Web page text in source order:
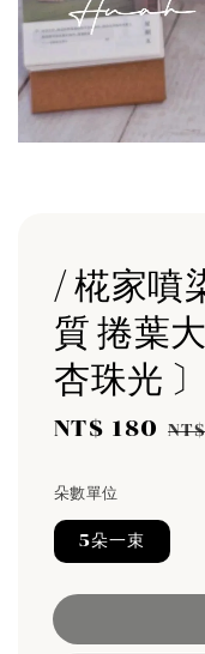
/ 椛家噴
質 捲葉
杏珠光 〕
Sale
NT$ 180
朵數單位
5朵一束